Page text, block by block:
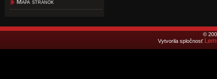
Mapa stránok
©
Vytvorila spločnosť